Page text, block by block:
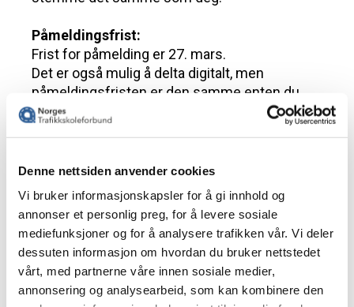
Denne nettsiden anvender cookies
Vi bruker informasjonskapsler for å gi innhold og
annonser et personlig preg, for å levere sosiale
mediefunksjoner og for å analysere trafikken vår. Vi deler
dessuten informasjon om hvordan du bruker nettstedet
vårt, med partnerne våre innen sosiale medier,
annonsering og analysearbeid, som kan kombinere den